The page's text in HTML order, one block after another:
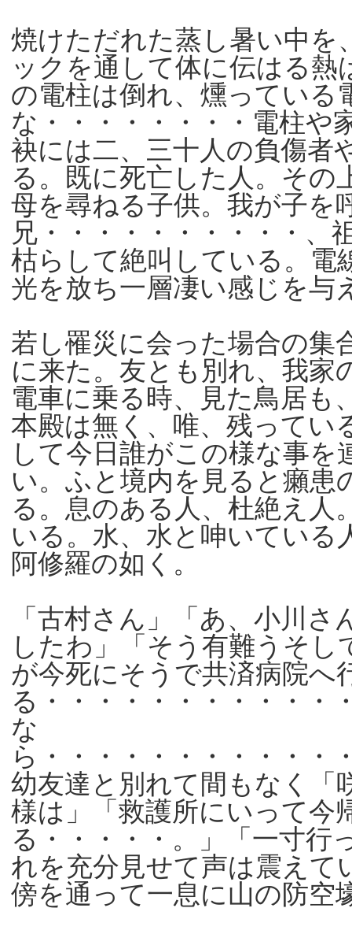
焼けただれた蒸し暑い中を
ックを通して体に伝はる
の電柱は倒れ、燻っている
な・・・・・・・・電柱や
袂には二、三十人の負傷者
る。既に死亡した人。そ
母を尋ねる子供。我が子を
兄・・・・・・・・・・、
枯らして絶叫している。電
光を放ち一層凄い感じを与
若し罹災に会った場合の集
に来た。友とも別れ、我家
電車に乗る時、見た鳥居も
本殿は無く、唯、残ってい
して今日誰がこの様な事
い。ふと境内を見ると癩患
る。息のある人、杜絶え人
いる。水、水と呻いている
阿修羅の如く。
「古村さん」「あ、小川
したわ」「そう有難うそ
が今死にそうで共済病院へ
る・・・・・・・・・・・
な
ら・・・・・・・・・・・
幼友達と別れて間もなく「
様は」「救護所にいって今
る・・・・・。」「一寸行
れを充分見せて声は震えて
傍を通って一息に山の防空